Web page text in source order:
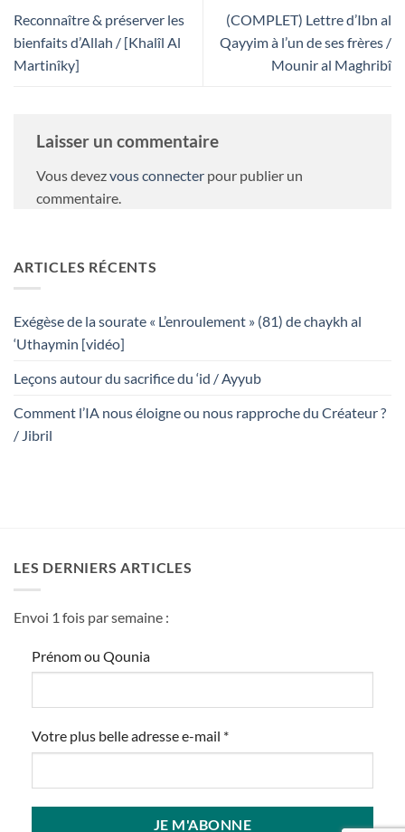
Reconnaître & préserver les
bienfaits d’Allah / [Khalîl Al
Martinîky]
(COMPLET) Lettre d’Ibn al
Qayyim à l’un de ses frères /
Mounir al Maghribî
Laisser un commentaire
Vous devezvous connecter pour publier un
commentaire.
ARTICLES RÉCENTS
Exégèse de la sourate « L’enroulement » (81) de chaykh al
‘Uthaymin [vidéo]
Leçons autour du sacrifice du ‘id / Ayyub
Comment l’IA nous éloigne ou nous rapproche du Créateur ?
/ Jibril
LES DERNIERS ARTICLES
Envoi 1 fois par semaine :
Prénom ou Qounia
Votre plus belle adresse e-mail *